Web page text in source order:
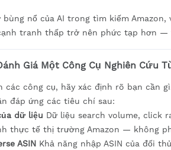
bùng nổ của AI trong tìm kiếm
tranh thấp trở nên phức tạp hơn —
Giá Một Công Cụ Nghiên Cứu
các công cụ, hãy xác định rõ bạn cần
đáp ứng các tiêu chí sau:
dữ liệu Dữ liệu search volume, click
thực tế thị trường Amazon — không
ASIN Khả năng nhập ASIN của đối